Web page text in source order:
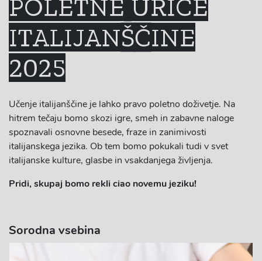
POLETNE URICE
ITALIJANŠČINE
2025
Učenje italijanščine je lahko pravo poletno doživetje. Na
hitrem tečaju bomo skozi igre, smeh in zabavne naloge
spoznavali osnovne besede, fraze in zanimivosti
italijanskega jezika. Ob tem bomo pokukali tudi v svet
italijanske kulture, glasbe in vsakdanjega življenja.
Pridi, skupaj bomo rekli ciao novemu jeziku!
Sorodna vsebina